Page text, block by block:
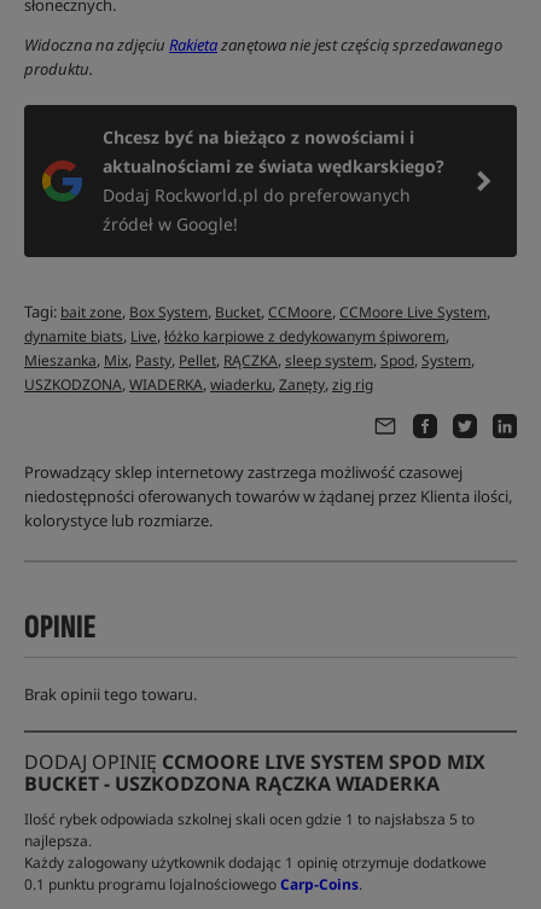
słonecznych.
Widoczna na zdjęciu Rakietazanętowa nie jest częścią sprzedawanego
produktu.
Chcesz być na bieżąco z nowościami i
aktualnościami ze świata wędkarskiego?
Dodaj Rockworld.pl do preferowanych
źródeł w Google!
Tagi: bait zone, Box System, Bucket,CCMoore,CCMoore Live System,
dynamite biats, Live,łóżko karpiowe z dedykowanym śpiworem,
Mieszanka, Mix, Pasty, Pellet, RĄCZKA,sleep system,Spod,System,
USZKODZONA,WIADERKA,wiaderku,Zanęty,zig rig
Prowadzący sklep internetowy zastrzega możliwość czasowej
niedostępności oferowanych towarów w żądanej przez Klienta ilości,
kolorystyce lub rozmiarze.
OPINIE
Brak opinii tego towaru.
DODAJ OPINIĘ CCMOORE LIVE SYSTEM SPOD MIX
BUCKET - USZKODZONA RĄCZKA WIADERKA
Ilość rybek odpowiada szkolnej skali ocen gdzie 1 to najsłabsza 5 to
najlepsza.
Każdy zalogowany użytkownik dodając 1 opinię otrzymuje dodatkowe
0.1 punktu programu lojalnościowegoCarp-Coins.